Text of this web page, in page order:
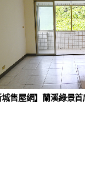
城售屋網】蘭溪綠景首